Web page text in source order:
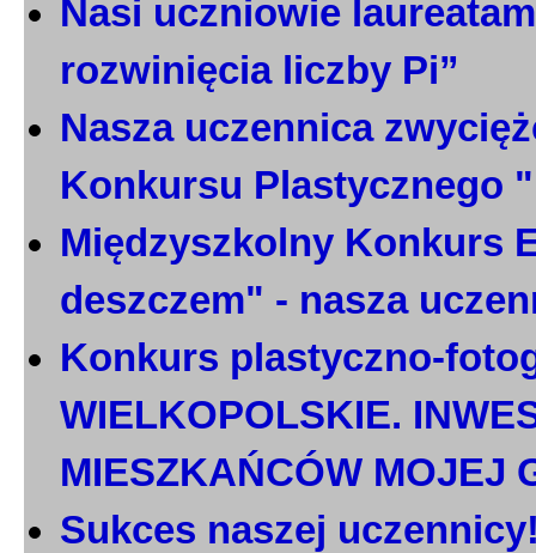
Nasi uczniowie
rozwinięcia liczby Pi”
Nasza uczennica
Konkursu Plastycznego
Międzyszkolny Konkurs
deszczem" - nasza
Konkurs plastyczno-
WIELKOPOLSKIE.
MIESZKAŃCÓW MOJEJ
Sukces naszej